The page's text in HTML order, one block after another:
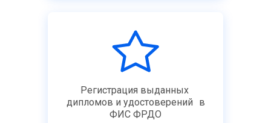
Регистрация выданных
дипломов и удостоверений в
ФИС ФРДО